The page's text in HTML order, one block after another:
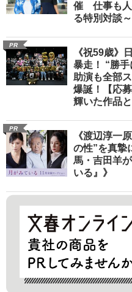
催 仕事も人
る特別対談～
PR
《祝59歳》
暴走！ “勝
助演も全部
爆誕！【応
輝いた作品と
PR
《渡辺淳一
の性”を真摯
馬・吉田羊
いる』》